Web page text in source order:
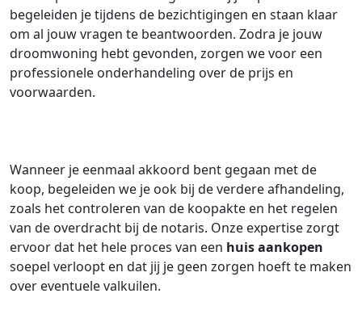
begeleiden je tijdens de bezichtigingen en staan klaar
om al jouw vragen te beantwoorden. Zodra je jouw
droomwoning hebt gevonden, zorgen we voor een
professionele onderhandeling over de prijs en
voorwaarden.
Wanneer je eenmaal akkoord bent gegaan met de
koop, begeleiden we je ook bij de verdere afhandeling,
zoals het controleren van de koopakte en het regelen
van de overdracht bij de notaris. Onze expertise zorgt
ervoor dat het hele proces van een huis aankopen
soepel verloopt en dat jij je geen zorgen hoeft te maken
over eventuele valkuilen.